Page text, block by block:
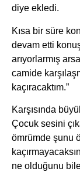
diye ekledi.
Kısa bir süre
devam etti
arıyorlarmış
camide
kaçıracaktım.”
Karşısında
Çocuk sesini
ömrümde şunu
ne olduğunu